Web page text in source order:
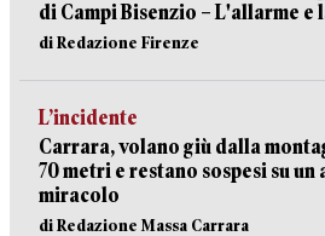
di Campi Bisenzio – L'allarme e
di Redazione Firenze
L’incidente
Carrara, volano giù dalla
70 metri e restano sospesi su
miracolo
di Redazione Massa Carrara